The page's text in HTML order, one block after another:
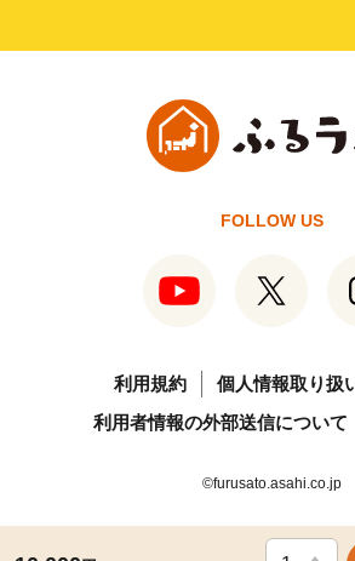
FOLLOW US
利用規約
個人情報取り扱
利用者情報の外部送信について
©furusato.asahi.co.jp